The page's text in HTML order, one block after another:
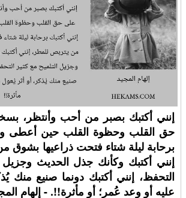
إنني أكتبك بصبر من أحب وأنتظر،
حق القلب وحظوة القلب حين أعطى
برحابة ليلة شتاء فتحت ذراعيها بشوق
إنني أكتبك وكأنك جذل الحديث وجزيل
التحفظ، إنني أكتبك دونما صنيع منك
عليه أو وعد عُمر؛ أو مأثرة!!. - إلهام